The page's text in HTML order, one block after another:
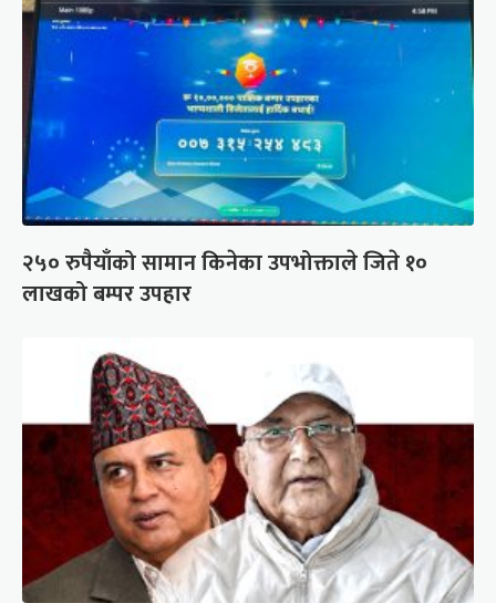
२५० रुपैयाँको सामान किनेका उपभोक्ताले जिते १०
लाखको बम्पर उपहार